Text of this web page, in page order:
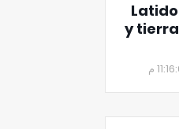
y